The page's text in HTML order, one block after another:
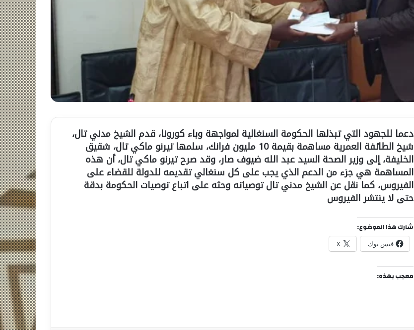
دعما للجهود التي تبذلها الحكومة السنغالية لمواجهة وباء كورونا، قدم الشيخ مدني تال،
شيخ الطائفة العمرية مساهمة بقيمة 10 مليون فرانك، سلمها تيرنو ماكي تال، شقيق
الخليفة، إلى وزير الصحة السيد عبد الله ضيوف صار، وقد صرح تيرنو ماكي تال، أن هذه
المساهمة هي جزء من الدعم الذي يجب على كل سنغالي تقديمه للدولة للقضاء على
الفيروس، كما نقل عن الشيخ مدني تال توصياته وحثه على اتباع توصيات الحكومة بدقة
حتى لا ينتشر الفيروس
شارك هذا الموضوع:
فيس بوك X
معجب بهذه: